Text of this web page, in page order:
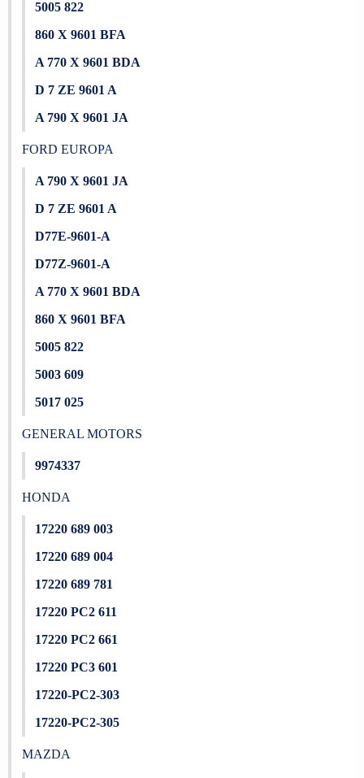
5005 822
860 X 9601 BFA
A 770 X 9601 BDA
D 7 ZE 9601 A
A 790 X 9601 JA
FORD EUROPA
A 790 X 9601 JA
D 7 ZE 9601 A
D77E-9601-A
D77Z-9601-A
A 770 X 9601 BDA
860 X 9601 BFA
5005 822
5003 609
5017 025
GENERAL MOTORS
9974337
HONDA
17220 689 003
17220 689 004
17220 689 781
17220 PC2 611
17220 PC2 661
17220 PC3 601
17220-PC2-303
17220-PC2-305
MAZDA